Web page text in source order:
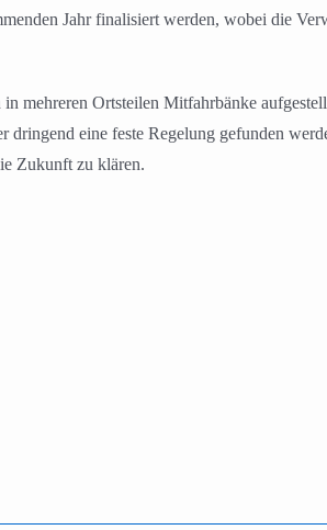
Jahr finalisiert werden, wobei die
mehreren Ortsteilen Mitfahrbänke
eine feste Regelung gefunden
Zukunft zu klären.